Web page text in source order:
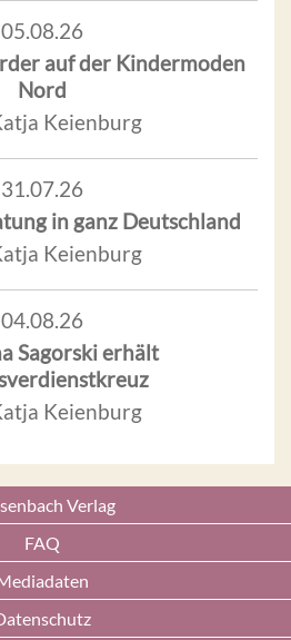
05.08.26
auf der Kindermoden
Nord
Keienburg
31.07.26
in ganz Deutschland
Keienburg
04.08.26
Sagorski erhält
Keienburg
Verlag
FAQ